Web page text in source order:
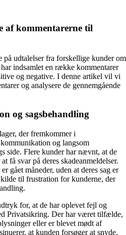
af kommentarerne til
udtalelser fra forskellige kunder om
indsamlet en række kommentarer
og negative. I denne artikel vil vi
og analysere de gennemgående
og sagsbehandling
der fremkommer i
og langsom
side. Flere kunder har nævnt, at de
få svar på deres skadeanmeldelser.
gået måneder, uden at deres sag er
til frustration for kunderne, der
for, at de har oplevet fejl og
Privatsikring. Der har været tilfælde,
eller er blevet mødt af
at kunden forsøger at snyde.